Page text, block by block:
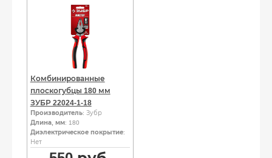
Комбинированные
плоскогубцы 180 мм
ЗУБР 22024-1-18
Производитель: Зубр
Длина, мм: 180
Диэлектрическое покрытие:
Нет